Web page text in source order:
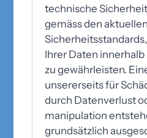
technische
gemäss den aktuellen
Ihrer Daten
zu gewährleisten.
unsererseits für
durch Datenverlust
manipulation
grundsätzlich